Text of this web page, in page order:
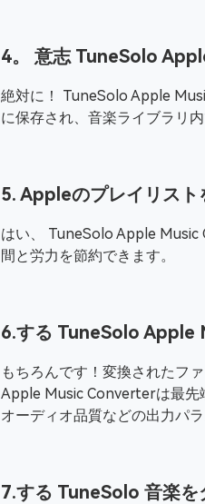
4。 意志 TuneSolo
絶対に！ TuneSolo Apple
に保存され、音楽ライブラリ
5. Appleのプレイリス
はい、 TuneSolo Apple Music
間と労力を節約できます。
6.する TuneSolo Apple
もちろんです！変換されたフ
Apple Music Converterは最先
オーディオ品質などの出力パ
7.する TuneSolo 音楽を